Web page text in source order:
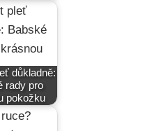
důkladně:
rady pro
pokožku